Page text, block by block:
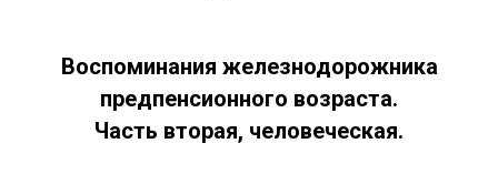
Воспоминания железнодорожника
предпенсионного возраста.
Часть вторая, человеческая.